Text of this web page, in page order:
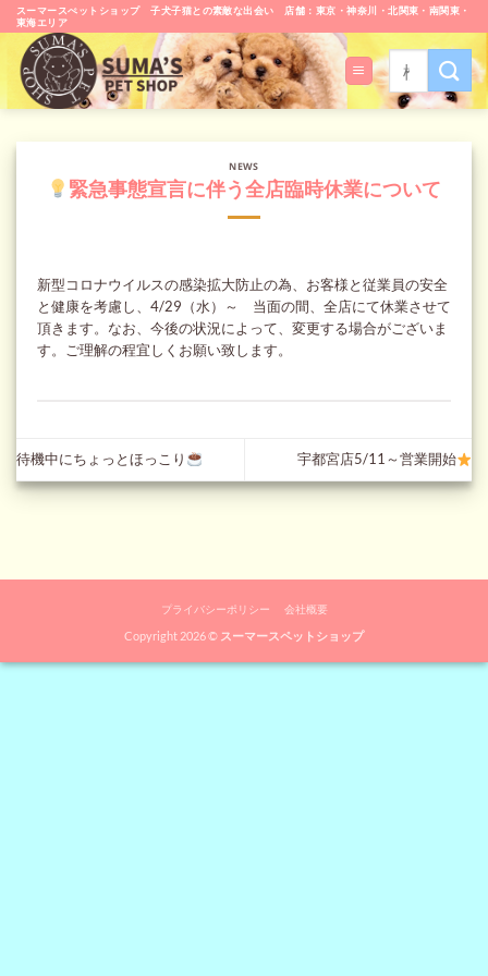
Skip
to
content
スーマースぺットショップ 子犬子猫との素敵な出会い 店舗：東京・神奈川・北関東・南関東・
東海エリア
検
索
対
象:
NEWS
緊急事態宣言に伴う全店臨時休業について
新型コロナウイルスの感染拡大防止の為、お客様と従業員の安全
と健康を考慮し、4/29（水）～ 当面の間、全店にて休業させて
頂きます。なお、今後の状況によって、変更する場合がございま
す。ご理解の程宜しくお願い致します。
待機中にちょっとほっこり 宇都宮店5/11～営業開始
プライバシーポリシー 会社概要
Copyright 2026 © スーマースペットショップ